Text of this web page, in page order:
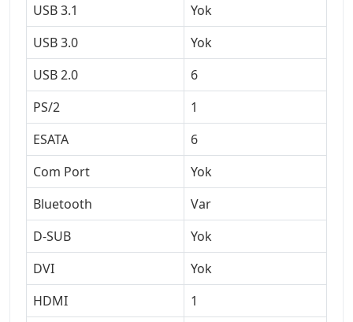
USB 3.1
Yok
USB 3.0
Yok
USB 2.0
6
PS/2
1
ESATA
6
Com Port
Yok
Bluetooth
Var
D-SUB
Yok
DVI
Yok
HDMI
1